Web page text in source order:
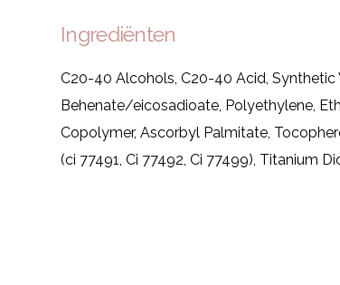
Ingrediënten
C20-40 Alcohols, C20-40 Acid, Synthetic
Behenate/eicosadioate, Polyethylene,
Copolymer, Ascorbyl Palmitate,
(ci 77491, Ci 77492, Ci 77499), Titanium